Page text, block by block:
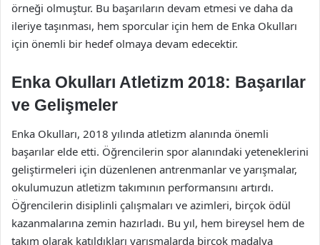
örneği olmuştur. Bu başarıların devam etmesi ve daha da
ileriye taşınması, hem sporcular için hem de Enka Okulları
için önemli bir hedef olmaya devam edecektir.
Enka Okulları Atletizm 2018: Başarılar
ve Gelişmeler
Enka Okulları, 2018 yılında atletizm alanında önemli
başarılar elde etti. Öğrencilerin spor alanındaki yeteneklerini
geliştirmeleri için düzenlenen antrenmanlar ve yarışmalar,
okulumuzun atletizm takımının performansını artırdı.
Öğrencilerin disiplinli çalışmaları ve azimleri, birçok ödül
kazanmalarına zemin hazırladı. Bu yıl, hem bireysel hem de
takım olarak katıldıkları yarışmalarda birçok madalya